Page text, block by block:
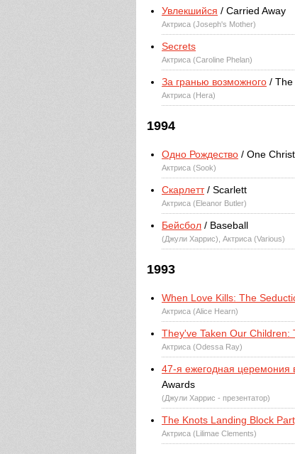
Увлекшийся / Carried Away
Актриса (Joseph's Mother)
Secrets
Актриса (Caroline Phelan)
За гранью возможного / The
Актриса (Hera)
1994
Одно Рождество / One
Актриса (Sook)
Скарлетт/ Scarlett
Актриса (Eleanor Butler)
Бейсбол / Baseball
(Джули Харрис), Актриса (Various)
1993
When Love Kills: The
Актриса (Alice Hearn)
They've Taken Our Children:
Актриса (Odessa Ray)
47-я ежегодная церемония
Awards
(Джули Харрис - презентатор)
The Knots Landing Block
Актриса (Lilimae Clements)